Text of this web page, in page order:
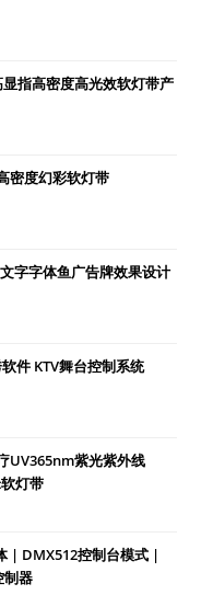
显指高密度高光效软灯带产
密度幻彩软灯带
字字体鱼广告牌效果设计
件 KTV舞台控制系统
UV365nm紫光紫外线
灯带
| DMX512控制台模式 |
制器